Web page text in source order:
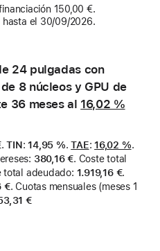
150,00 €.
el 30/09/2026.
24 pulgadas con
8 núcleos y GPU de
36 meses al 16,02 %
.TIN: 14,95 %.TAE: 16,02 %.
: 380,16 €. Coste total
total adeudado: 1.919,16 €.
€.Cuotas mensuales (meses 1
€